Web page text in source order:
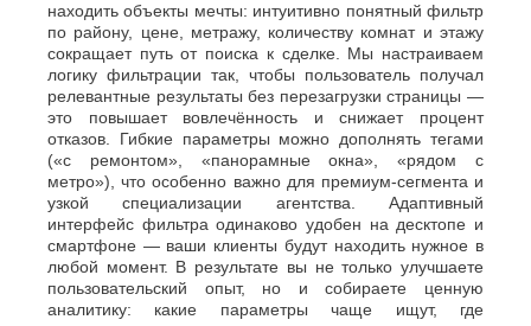
находить объекты мечты: интуитивно понятный фильтр
по району, цене, метражу, количеству комнат и этажу
сокращает путь от поиска к сделке. Мы настраиваем
логику фильтрации так, чтобы пользователь получал
релевантные результаты без перезагрузки страницы —
это повышает вовлечённость и снижает процент
отказов. Гибкие параметры можно дополнять тегами
(«с ремонтом», «панорамные окна», «рядом с
метро»), что особенно важно для премиум-сегмента и
узкой специализации агентства. Адаптивный
интерфейс фильтра одинаково удобен на десктопе и
смартфоне — ваши клиенты будут находить нужное в
любой момент. В результате вы не только улучшаете
пользовательский опыт, но и собираете ценную
аналитику: какие параметры чаще ищут, где